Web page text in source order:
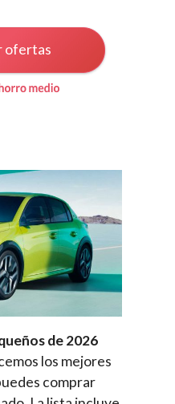
ofertas
de 2026
los mejores
comprar